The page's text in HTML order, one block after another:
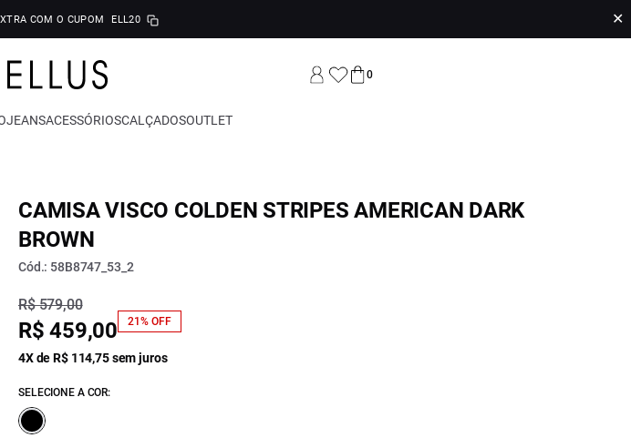
COM O CUPOM ELL20 ✕
0
JEANSACESSÓRIOSCALÇADOSOUTLET
CAMISA VISCO COLDEN STRIPES AMERICAN DARK
BROWN
Cód.: 58B8747_53_2
R$ 579,00
R$ 459,00 21% OFF
4X de R$ 114,75 sem juros
SELECIONE A COR: